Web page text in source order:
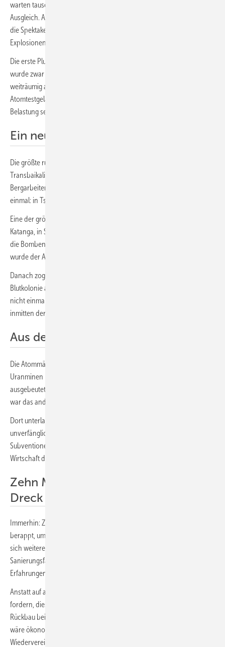
warten tausende Krebskranke auf Anerkennung und finanziellen
Ausgleich. Als Kinder hatten sie die Atompilze bewundert, waren für
die Spektakel auf die Hügel der Nachbarschaft geklettert, um die
Explosionen zu bestaunen.
Die erste Plutoniumfabrik der Welt in Hanford im US-Staat Washington
wurde zwar notdürftig beräumt, ist seit ihrer Stilllegung jedoch
weiträumig abgeriegelt. Die Russen mussten ihr früheres
Atomtestgelände in Semipalatinsk aufgeben, weil die radioaktive
Belastung selbst den Militärs zu gruselig wurde.
Ein neues Tschernobyl
Die größte russische Uranmine in Krasnokamensk (Rotstein) in
Transbaikalien ist derart verstrahlt, dass die benachbarte Stadt der
Bergarbeiter umgesiedelt werden muss. So etwas gab es vorher nur
einmal: in Tschernobyl.
Eine der größten Uranminen der Welt liegt im kongolesischen
Katanga, in Shinkolobwe. Dort wurde das Uranerz gefördert, aus dem
die Bomben für Hiroshima und Nagasaki gefertigt wurden. 1960
wurde der Abbau eingestellt.
Danach zogen sich die Belgier aus dem Kongo zurück, gaben ihre
Blutkolonie auf. Seitdem liegen die Gruben ungeschützt und offen,
nicht einmal adäquat eingezäunt. Nebenan wird Kupfer gefördert,
inmitten der radioaktiven Stäube.
Aus den Augen, aus dem Sinn
Die Atommächte haben ihre Propaganda darauf gestützt, dass die
Uranminen in der Regel in fern abseits gelegenen Gebieten
ausgebeutet wurden. Aus den Augen, aus dem Sinn. Nur im Erzgebirge
war das anders.
Dort unterlag der Abbau strengster Geheimhaltung, wurde mit dem
unverfänglichen Element Wismut getarnt. Genützt hat es nichts: Die
Subventionen, die in den ruinösen Uranbergbau flossen, haben die
Wirtschaft der DDR über Jahrzehnte ausgehöhlt und untergraben.
Zehn Milliarden für den strahlenden
Dreck
Immerhin: Zehn Milliarden Euro hat das vereinigte Deutschland
berappt, um den strahlenden Dreck zumindest so zu versiegeln, dass
sich weiterer Schaden in Grenzen hält. Der weltweit einzigartige
Sanierungsfall hat deutschen Unternehmen hohe Kompetenzen und
Erfahrungen im Rückbaugeschäft beschert.
Anstatt auf alte Atommeiler zu pochen, sollte Herr Kubicki lieber
fordern, diesen deutschen Spezialunternehmen für nuklearen
Rückbau bei der Internationalisierung ihres Geschäfts zu helfen. Das
wäre ökonomisch weitblickend, ein echter Gewinn aus der
Wiedervereinigung.